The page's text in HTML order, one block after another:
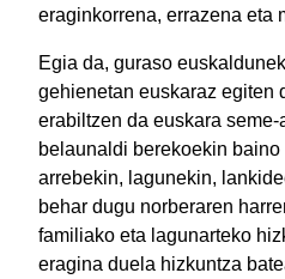
eraginkorrena, errazena eta
Egia da, guraso
gehienetan euskaraz egiten
erabiltzen da euskara
belaunaldi berekoekin
arrebekin, lagunekin,
behar dugu norberaren
familiako eta lagunarteko
eragina duela hizkuntza